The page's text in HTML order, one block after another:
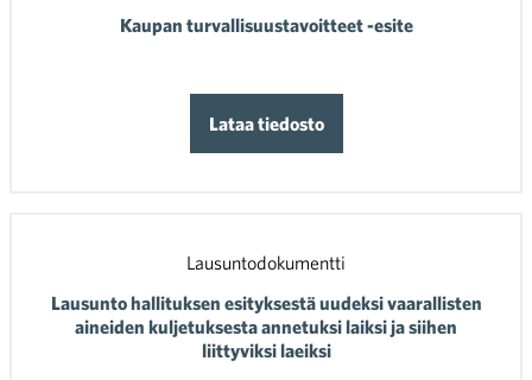
Kaupan turvallisuustavoitteet -esite
Lataa tiedosto
Lausuntodokumentti
Lausunto hallituksen esityksestä uudeksi vaarallisten
aineiden kuljetuksesta annetuksi laiksi ja siihen
liittyviksi laeiksi